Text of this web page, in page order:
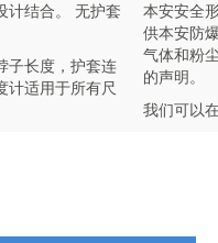
计结合。 无护套
子长度，护套连
计适用于所有尺
本安安全
供本安防
气体和粉
的声明。
我们可以